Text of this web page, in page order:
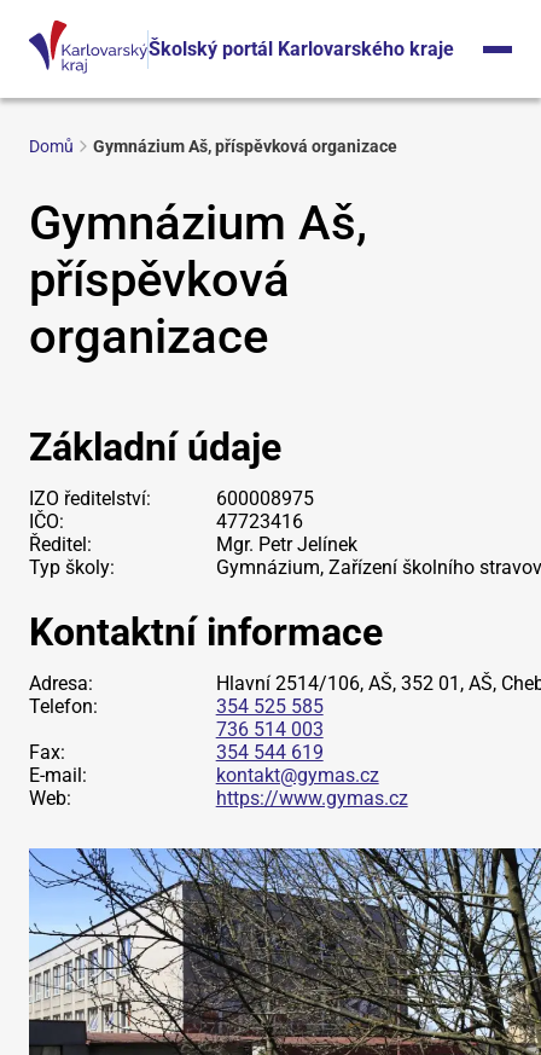
Školský portál Karlovarského kraje
Domů Gymnázium Aš, příspěvková organizace
Gymnázium Aš,
příspěvková
organizace
Základní údaje
IZO ředitelství:
600008975
IČO:
47723416
Ředitel:
Mgr. Petr Jelínek
Typ školy:
Gymnázium, Zařízení školního
Kontaktní informace
Adresa:
Hlavní 2514/106, AŠ, 352 01, AŠ,
Telefon:
354 525 585
736 514 003
Fax:
354 544 619
E-mail:
kontakt@gymas.cz
Web:
https://www.gymas.cz